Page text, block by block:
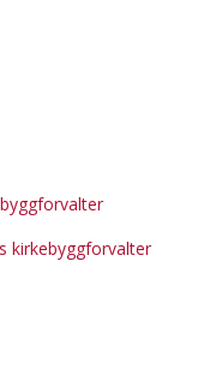
kirkebyggforvalter